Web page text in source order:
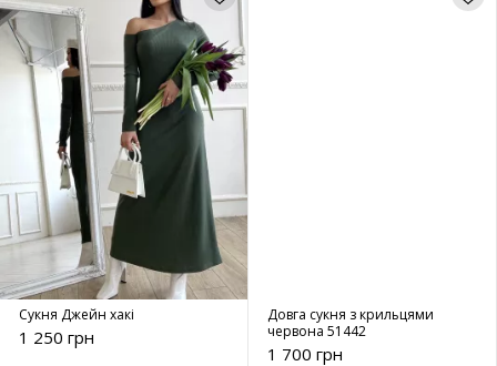
Сукня Джейн хакі
1 250 грн
Довга сукня з крильцями
червона 51442
1 700 грн